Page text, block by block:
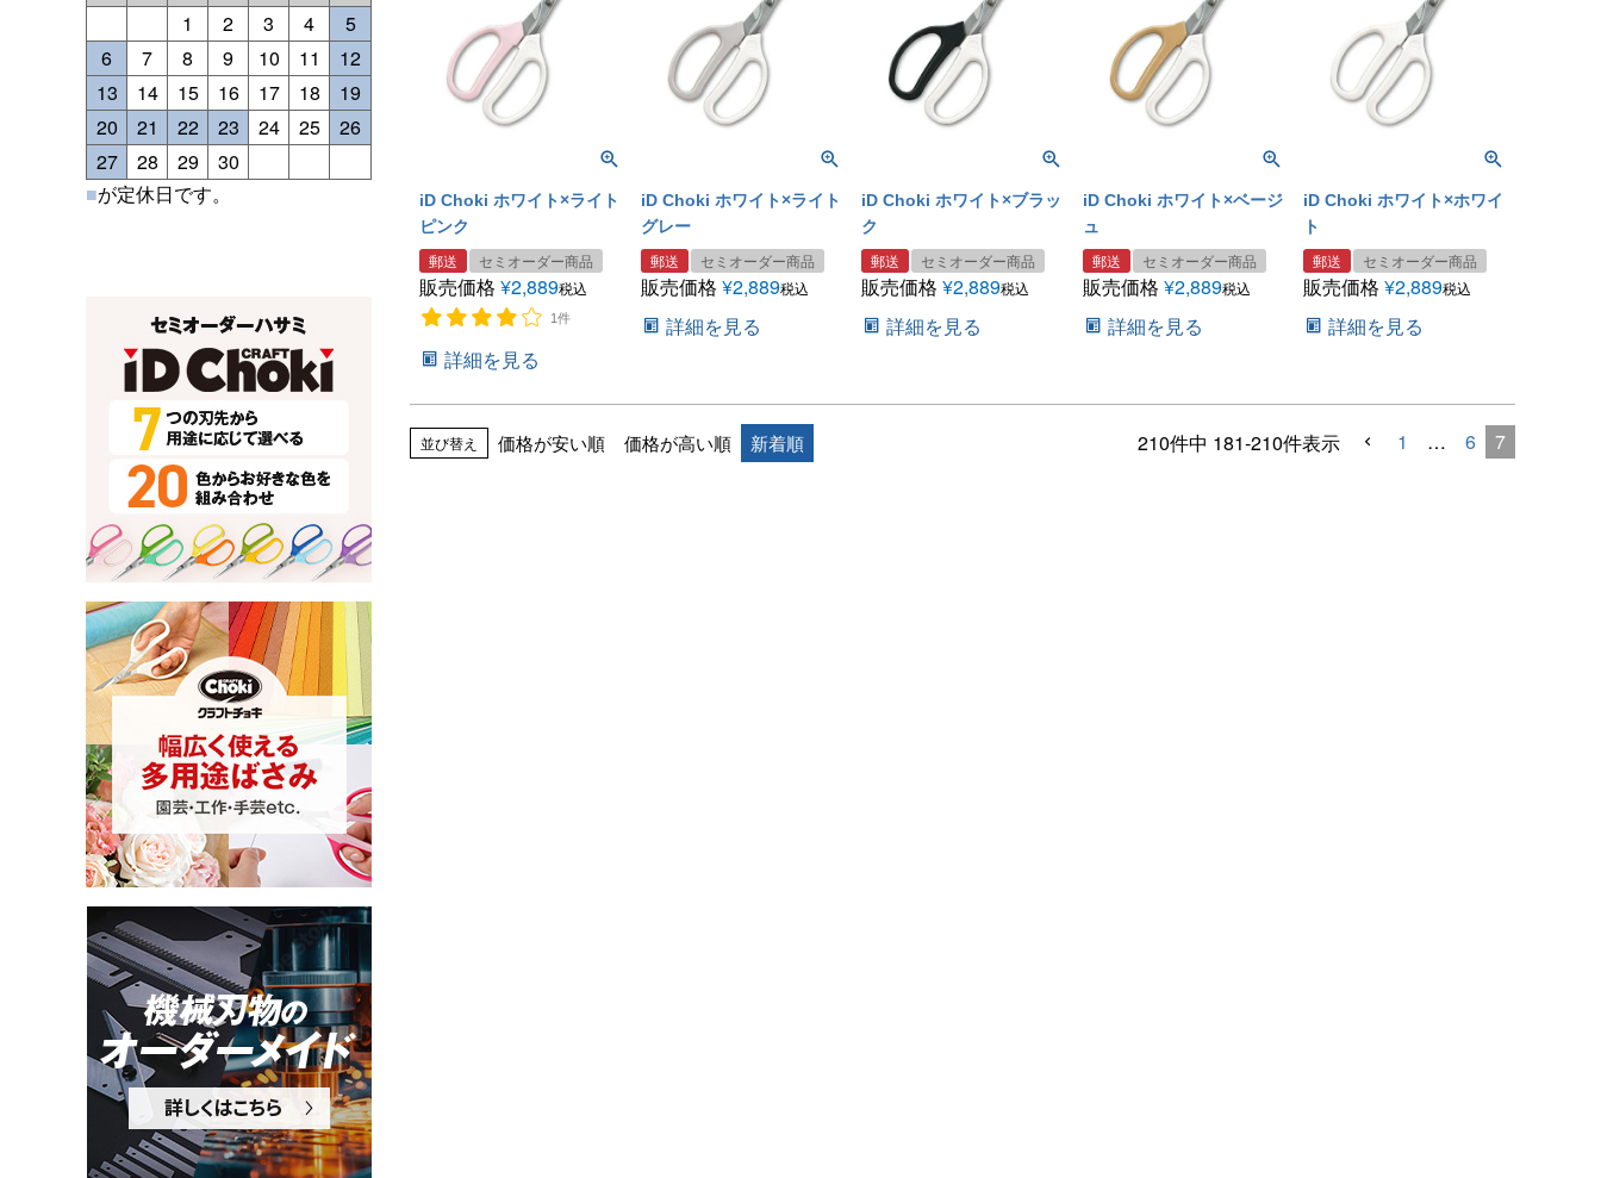
1
2 3 4
5
6
7 8 9 10 11
12
13
14 15 16 17 18
19
20
21 22 23 24 25
26
27
28 29
30
■が定休日です。
iD Choki ホワイト×ライト
ピンク
郵送 セミオーダー商品
販売価格 ¥2,889税込
1件
詳細を見る
iD Choki ホワイト×ライト
グレー
郵送 セミオーダー商品
販売価格 ¥2,889税込
詳細を見る
iD Choki ホワイト×ブラッ
ク
郵送 セミオーダー商品
販売価格 ¥2,889税込
詳細を見る
iD Choki ホワイト×ベージ
ュ
郵送 セミオーダー商品
販売価格 ¥2,889税込
詳細を見る
iD Choki ホワイト×ホワイ
ト
郵送 セミオーダー商品
販売価格 ¥2,889税込
詳細を見る
並び替え 価格が安い順 価格が高い順 新着順 210件中 181-210件表示 1 … 6 7